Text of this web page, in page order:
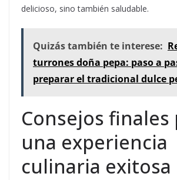
delicioso, sino también saludable.
Quizás también te interese:
turrones doña pepa: paso a
preparar el tradicional dulce
Consejos finales
una experiencia
culinaria exitosa